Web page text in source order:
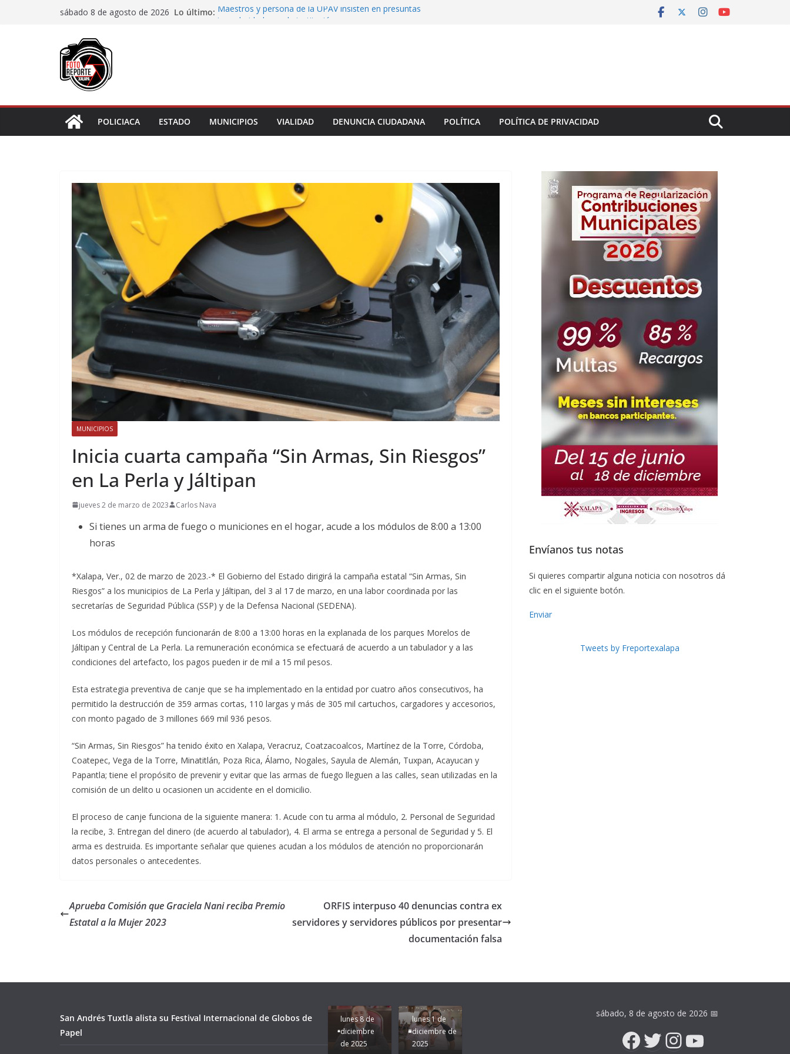
sábado 8 de agosto de 2026 Lo último: Maestros y persona de la UPAV insisten en presuntas
Impulsa Ayuntamiento de Veracruz la cultura de la prevención
en la niñez del municipio
POLICIACA ESTADO MUNICIPIOS VIALIDAD DENUNCIA CIUDADANA POLÍTICA POLÍTICA DE PRIVACIDAD
MUNICIPIOS
Inicia cuarta campaña “Sin Armas, Sin Riesgos”
en La Perla y Jáltipan
jueves 2 de marzo de 2023 Carlos Nava
Si tienes un arma de fuego o municiones en el hogar, acude a los módulos de 8:00 a 13:00
horas
*Xalapa, Ver., 02 de marzo de 2023.-* El Gobierno del Estado dirigirá la campaña estatal “Sin Armas, Sin
Riesgos” a los municipios de La Perla y Jáltipan, del 3 al 17 de marzo, en una labor coordinada por las
secretarías de Seguridad Pública (SSP) y de la Defensa Nacional (SEDENA).
Los módulos de recepción funcionarán de 8:00 a 13:00 horas en la explanada de los parques Morelos de
Jáltipan y Central de La Perla. La remuneración económica se efectuará de acuerdo a un tabulador y a las
condiciones del artefacto, los pagos pueden ir de mil a 15 mil pesos.
Esta estrategia preventiva de canje que se ha implementado en la entidad por cuatro años consecutivos, ha
permitido la destrucción de 359 armas cortas, 110 largas y más de 305 mil cartuchos, cargadores y accesorios,
con monto pagado de 3 millones 669 mil 936 pesos.
“Sin Armas, Sin Riesgos” ha tenido éxito en Xalapa, Veracruz, Coatzacoalcos, Martínez de la Torre, Córdoba,
Coatepec, Vega de la Torre, Minatitlán, Poza Rica, Álamo, Nogales, Sayula de Alemán, Tuxpan, Acayucan y
Papantla; tiene el propósito de prevenir y evitar que las armas de fuego lleguen a las calles, sean utilizadas en la
comisión de un delito u ocasionen un accidente en el domicilio.
El proceso de canje funciona de la siguiente manera: 1. Acude con tu arma al módulo, 2. Personal de Seguridad
la recibe, 3. Entregan del dinero (de acuerdo al tabulador), 4. El arma se entrega a personal de Seguridad y 5. El
arma es destruida. Es importante señalar que quienes acudan a los módulos de atención no proporcionarán
datos personales o antecedentes.
Aprueba Comisión que Graciela Nani reciba Premio
Estatal a la Mujer 2023
ORFIS interpuso 40 denuncias contra ex
servidores y servidores públicos por presentar
documentación falsa
Envíanos tus notas
Si quieres compartir alguna noticia con nosotros dá
clic en el siguiente botón.
Enviar
Tweets by Freportexalapa
San Andrés Tuxtla alista su Festival Internacional de Globos de
Papel
lunes 8 de
diciembre
de 2025
lunes 1 de
diciembre de
2025
Apoyo y
Seguimos la
Ruta que
Marca
Nuestra
Pongamos
de moda;
San
Andrés
Tuxtla
sábado, 8 de agosto de 2026 📅
Facebook
Twitter
Instagram
YouTube